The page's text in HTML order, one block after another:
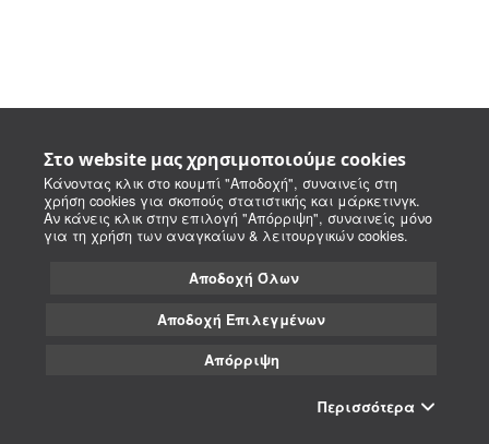
Στο website μας χρησιμοποιούμε cookies
Κάνοντας κλικ στο κουμπί "Αποδοχή", συναινείς στη
χρήση cookies για σκοπούς στατιστικής και μάρκετινγκ.
Αν κάνεις κλικ στην επιλογή "Απόρριψη", συναινείς μόνο
για τη χρήση των αναγκαίων & λειτουργικών cookies.
Αποδοχή Όλων
Αποδοχή Επιλεγμένων
Απόρριψη
Περισσότερα